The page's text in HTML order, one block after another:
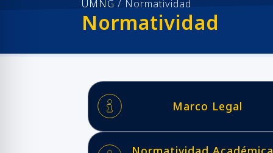
UMNG / Normatividad
Normatividad
Marco Legal